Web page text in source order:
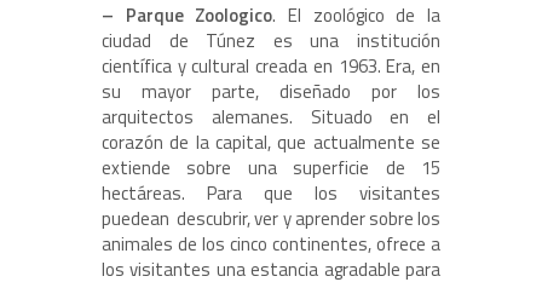
– Parque Zoologico. El zoológico de la
ciudad de Túnez es una institución
científica y cultural creada en 1963. Era, en
su mayor parte, diseñado por los
arquitectos alemanes. Situado en el
corazón de la capital, que actualmente se
extiende sobre una superficie de 15
hectáreas. Para que los visitantes
puedean descubrir, ver y aprender sobre los
animales de los cinco continentes, ofrece a
los visitantes una estancia agradable para